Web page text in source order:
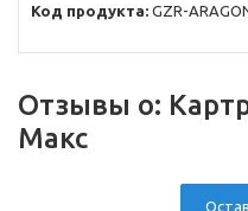
Код продукта: GZR-
Отзывы о:
Макс